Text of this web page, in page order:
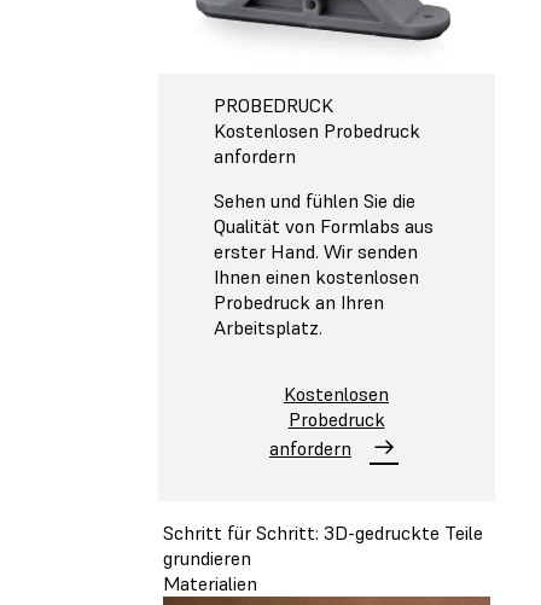
PROBEDRUCK
Kostenlosen Probedruck
anfordern
Sehen und fühlen Sie die
Qualität von Formlabs aus
erster Hand. Wir senden
Ihnen einen kostenlosen
Probedruck an Ihren
Arbeitsplatz.
Kostenlosen
Probedruck
anfordern
Schritt für Schritt: 3D-gedruckte Teile
grundieren
Materialien